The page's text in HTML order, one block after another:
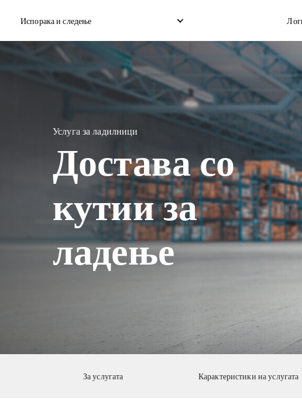
Испорака и следење
Домашна експресна достава
Достава на домашен дропшип
Достава на домашен товар
Меѓународна испорака со дропшип
Меѓународна испорака на товар
Меѓународен консолидиран брод
Услуга за ладилници
Достава со
кутии за
ладење
За услугата Карактеристики на услугата